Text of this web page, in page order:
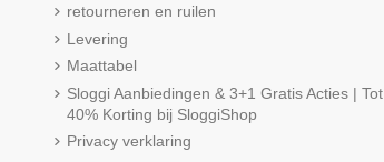
retourneren en ruilen
Levering
Maattabel
Sloggi Aanbiedingen & 3+1 Gratis Acties | Tot
40% Korting bij SloggiShop
Privacy verklaring